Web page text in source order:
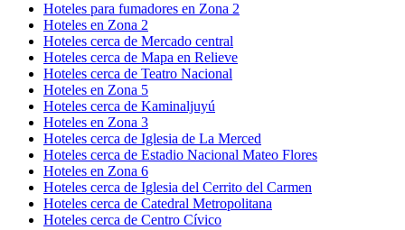
Hoteles para fumadores en Zona 2
Hoteles en Zona 2
Hoteles cerca de Mercado central
Hoteles cerca de Mapa en Relieve
Hoteles cerca de Teatro Nacional
Hoteles en Zona 5
Hoteles cerca de Kaminaljuyú
Hoteles en Zona 3
Hoteles cerca de Iglesia de La Merced
Hoteles cerca de Estadio Nacional Mateo Flores
Hoteles en Zona 6
Hoteles cerca de Iglesia del Cerrito del Carmen
Hoteles cerca de Catedral Metropolitana
Hoteles cerca de Centro Cívico